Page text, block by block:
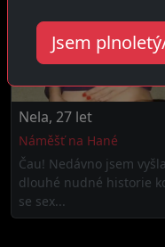
Nela, 27 let
Náměšť na Hané
Čau! Nedávno jsem
dlouhé nudné historie
se sex...
Jsem